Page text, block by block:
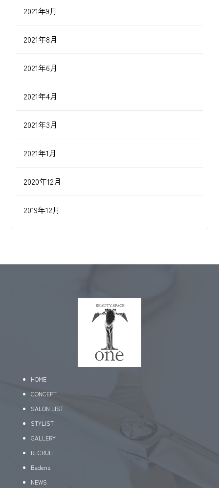
2021年9月
2021年8月
2021年6月
2021年4月
2021年3月
2021年1月
2020年12月
2019年12月
HOME
CONCEPT
SALON LIST
STYLIST
GALLERY
RECRUIT
Badens
NEWS